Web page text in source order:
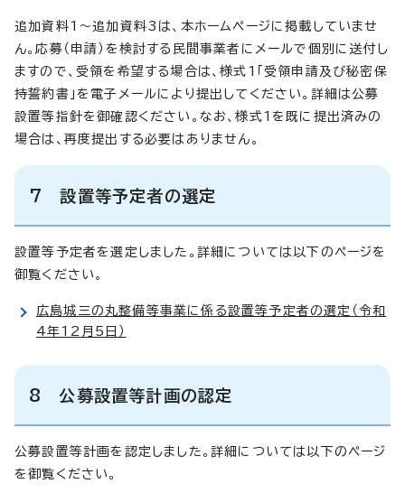
追加資料1～追加資料3は、本ホームページに掲載していませ
ん。応募（申請）を検討する民間事業者にメールで個別に送付し
ますので、受領を希望する場合は、様式1「受領申請及び秘密保
持誓約書」を電子メールにより提出してください。詳細は公募
設置等指針を御確認ください。なお、様式1を既に提出済みの
場合は、再度提出する必要はありません。
7 設置等予定者の選定
設置等予定者を選定しました。詳細については以下のページを
御覧ください。
広島城三の丸整備等事業に係る設置等予定者の選定（令和
4年12月5日）
8 公募設置等計画の認定
公募設置等計画を認定しました。詳細については以下のページ
を御覧ください。